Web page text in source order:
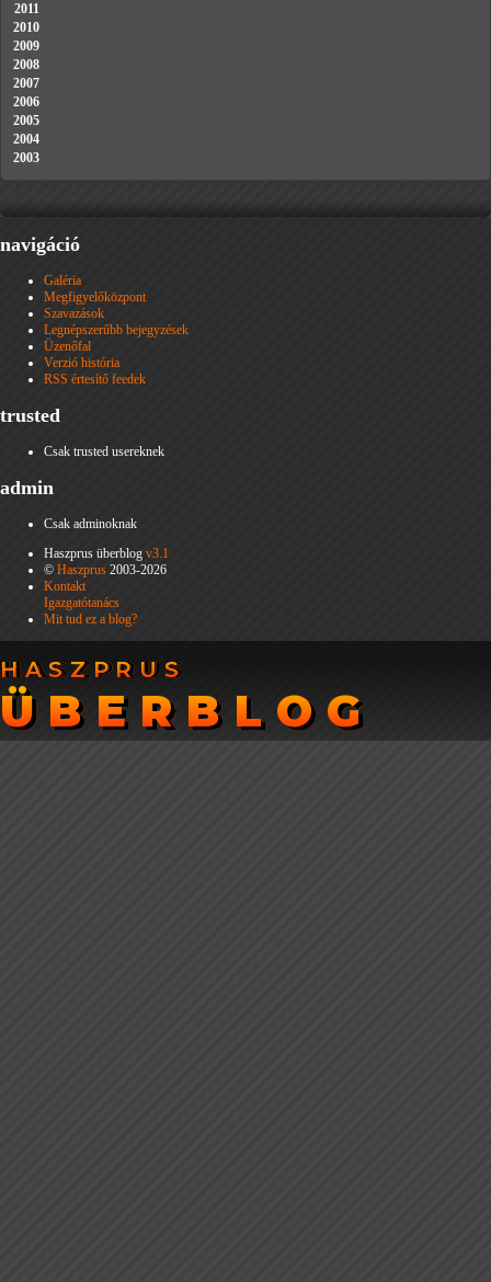
2011
2010
2009
2008
2007
2006
2005
2004
2003
navigáció
Galéria
Megfigyelőközpont
Szavazások
Legnépszerűbb bejegyzések
Üzenőfal
Verzió história
RSS értesítő feedek
trusted
Csak trusted usereknek
admin
Csak adminoknak
Haszprus überblog v3.1
© Haszprus 2003-2026
Kontakt
Igazgatótanács
Mit tud ez a blog?
HASZPRUS
ÜBERBLOG
HASZPRUS
ÜBERBLOG